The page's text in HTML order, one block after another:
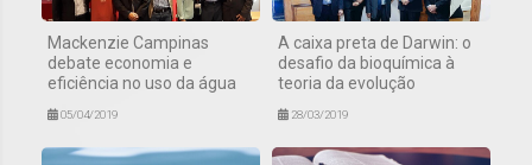
Mackenzie Campinas
debate economia e
eficiência no uso da água
05/04/2019
A caixa preta de Darwin: o
desafio da bioquímica à
teoria da evolução
28/03/2019